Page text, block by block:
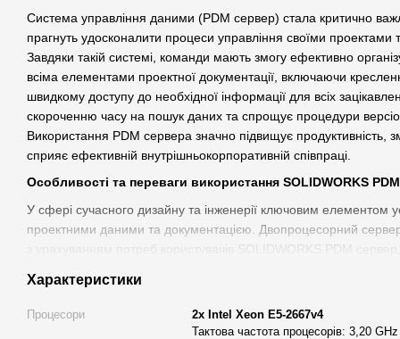
Система управління даними (PDM сервер) стала критично
прагнуть удосконалити процеси управління своїми
Завдяки такій системі, команди мають змогу ефективно
всіма елементами проектної документації, включаючи
швидкому доступу до необхідної інформації для всіх
скороченню часу на пошук даних та спрощує процедури
Використання PDM сервера значно підвищує продуктивність,
сприяє ефективній внутрішньокорпоративній співпраці.
Особливості та переваги використання SOLIDWORKS
У сфері сучасного дизайну та інженерії ключовим елементом
проектними даними та документацією. Двопроцесорний
з урахуванням потреб користувачів SOLIDWORKS PDM
документами та моделями. SOLIDWORKS PDM сервер
для пошуку та повторного використання файлів, обміну
процесів та надійної передачі актуальної документації
Характеристики
Процесори
2х Intel Xeon E5-2667v4
Тактова частота процесорів: 3,20